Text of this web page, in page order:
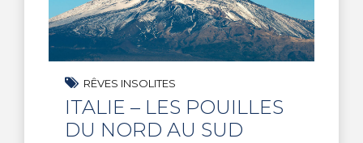
RÊVES INSOLITES
ITALIE – LES POUILLES
DU NORD AU SUD